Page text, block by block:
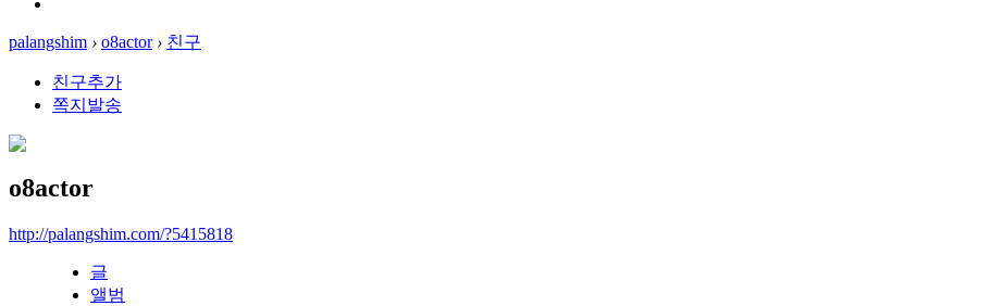
palangshim › o8actor › 친구
친구추가
쪽지발송
o8actor
http://palangshim.com/?5415818
글
앨범